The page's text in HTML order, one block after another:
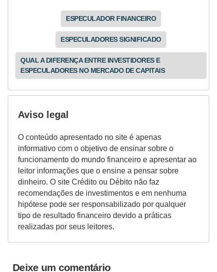
ESPECULADOR FINANCEIRO
ESPECULADORES SIGNIFICADO
QUAL A DIFERENÇA ENTRE INVESTIDORES E
ESPECULADORES NO MERCADO DE CAPITAIS
Aviso legal
O conteúdo apresentado no site é apenas
informativo com o objetivo de ensinar sobre o
funcionamento do mundo financeiro e apresentar ao
leitor informações que o ensine a pensar sobre
dinheiro. O site Crédito ou Débito não faz
recomendações de investimentos e em nenhuma
hipótese pode ser responsabilizado por qualquer
tipo de resultado financeiro devido a práticas
realizadas por seus leitores.
Deixe um comentário